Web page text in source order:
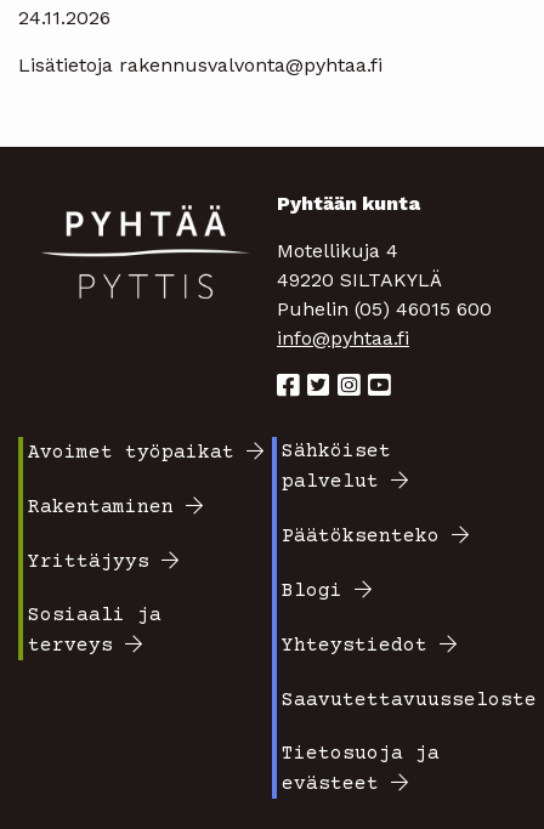
24.11.2026
Lisätietoja rakennusvalvonta@pyhtaa.fi
Pyhtään kunta
Motellikuja 4
49220 SILTAKYLÄ
Puhelin (05) 46015 600
info@pyhtaa.fi
valikko
1
Avoimet työpaikat
Rakentaminen
Yrittäjyys
Sosiaali ja
terveys
Footer
2
Sähköiset
palvelut
Päätöksenteko
Blogi
Yhteystiedot
Saavutettavuusseloste
Tietosuoja ja
evästeet